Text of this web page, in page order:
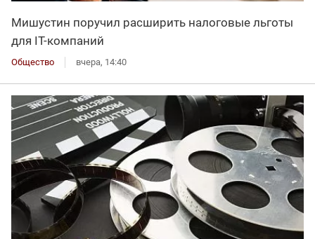
Мишустин поручил расширить налоговые льготы
для IT-компаний
Общество вчера, 14:40